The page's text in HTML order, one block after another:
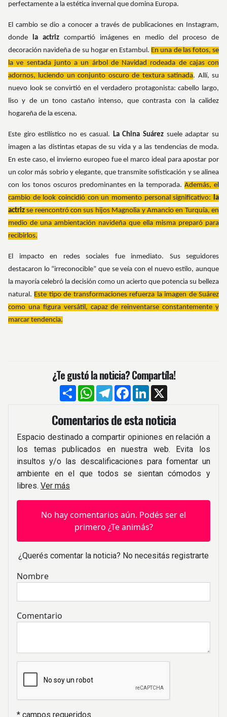
perfectamente a la estética invernal que domina Europa.
El cambio se dio a conocer a través de publicaciones en Instagram,
donde la actriz compartió imágenes en medio del proceso de
decoración navideña de su hogar en Estambul. En una de las fotos, se
la ve sentada junto a un árbol de Navidad rodeada de cajas con
adornos, luciendo un conjunto oscuro de textura satinada. Allí, su
nuevo look se convirtió en el verdadero protagonista: cabello largo,
liso y de un tono castaño intenso, que contrasta con la calidez
hogareña de la escena.
Este giro estilístico no es casual. La China Suárez suele adaptar su
imagen a las distintas etapas de su vida y a las tendencias de moda.
En este caso, el invierno europeo fue el marco ideal para apostar por
un color más sobrio y elegante, que transmite sofisticación y se alinea
con los tonos oscuros predominantes en la temporada.Además, el
cambio de look coincidió con un momento personal significativo: la
actriz se reencontró con sus hijos Magnolia y Amancio en Turquía, en
medio de una ambientación navideña que ella misma preparó para
recibirlos.
El impacto en redes sociales fue inmediato. Sus seguidores
destacaron lo “irreconocible” que se veía con el nuevo estilo, aunque
la mayoría celebró la decisión como un acierto que potencia su belleza
natural. Este tipo de transformaciones refuerza la imagen de Suárez
como una figura versátil, capaz de reinventarse constantemente y
marcar tendencia.
¿Te gustó la noticia? Compartíla!
CompartirWhatsApp
TelegramFacebook
LinkedIn
Comentarios de esta noticia
Espacio destinado a compartir opiniones en relación a
los temas publicados en nuestra web. Evita los
insultos y/o las descalificaciones para fomentar un
ambiente en el que todos se sientan cómodos y
libres. Ver más
No hay comentarios aún. Podés ser el
primero ¿Te animás?
¿Querés comentar la noticia? No necesitás registrarte
Nombre
Comentario
* campos requeridos